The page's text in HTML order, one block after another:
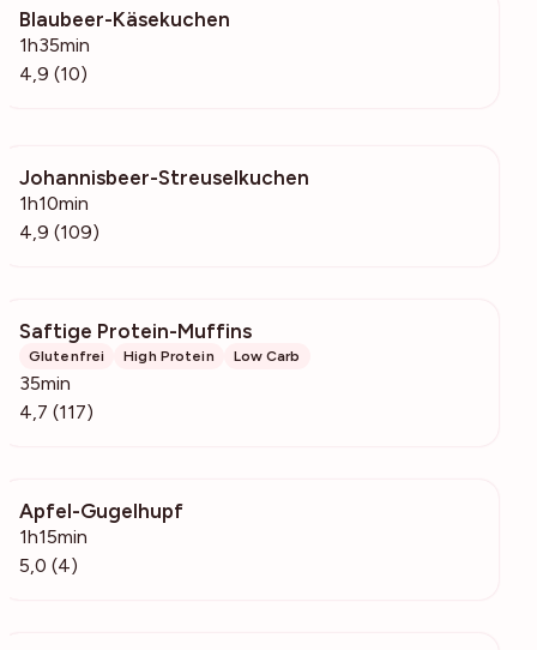
Blaubeer-Käsekuchen
1h35min
4,9 (10)
Johannisbeer-Streuselkuchen
1h10min
4,9 (109)
Saftige Protein-Muffins
Glutenfrei High Protein Low Carb
35min
4,7 (117)
Apfel-Gugelhupf
1h15min
5,0 (4)